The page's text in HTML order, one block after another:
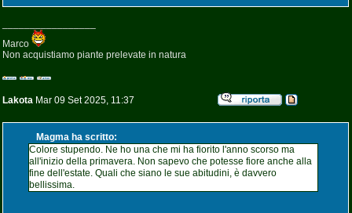
Marco
Non acquistiamo piante prelevate in natura
Lakota Mar 09 Set 2025, 11:37
Magma ha scritto:
Colore stupendo. Ne ho una che mi ha fiorito l'anno scorso ma
all'inizio della primavera. Non sapevo che potesse fiore anche alla
fine dell'estate. Quali che siano le sue abitudini, è davvero
bellissima.